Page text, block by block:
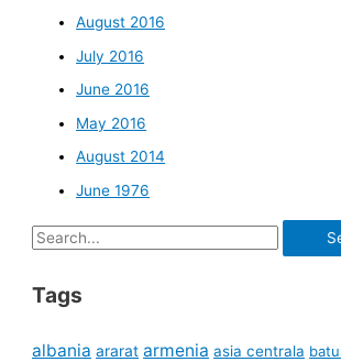
August 2016
July 2016
June 2016
May 2016
August 2014
June 1976
Search
Tags
albania ararat armenia asia centrala